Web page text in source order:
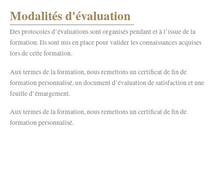
Modalités d'évaluation
Des protocoles d’évaluations sont organisés pendant et à l’issue de la
formation. Ils sont mis en place pour valider les connaissances acquises
lors de cette formation.
Aux termes de la formation, nous remettons un certificat de fin de
formation personnalisé, un document d’évaluation de satisfaction et une
feuille d’émargement.
Aux termes de la formation, nous remettons un certificat de fin de
formation personnalisé.